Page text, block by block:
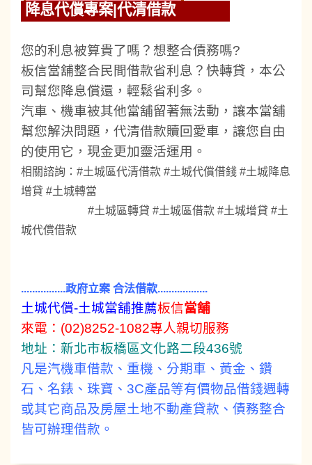
降息代償專案|代清借款
您的利息被算貴了嗎？想整合債務嗎?
板信當舖整合民間借款省利息？快轉貸，本公
司幫您降息償還，輕鬆省利多。
汽車、機車被其他當舖留著無法動，讓本當舖
幫您解決問題，代清借款贖回愛車，讓您自由
的使用它，現金更加靈活運用。
相關諮詢：#土城區代清借款 #土城代償借錢 #土城降息
增貸 #土城轉當
#土城區轉貸 #土城區借款 #土城增貸 #土
城代償借款
................政府立案 合法借款..................
土城代償-土城當舖推薦板信當舖
來電： (02)8252-1082專人親切服務
地址：新北市板橋區文化路二段436號
凡是汽機車借款、重機、 分期車、黃金、鑽
石、名錶、珠寶、3C產品等有價物品借錢週轉
或其它商品及房屋土地不動產貸款、債務整合
皆可辦理借款。